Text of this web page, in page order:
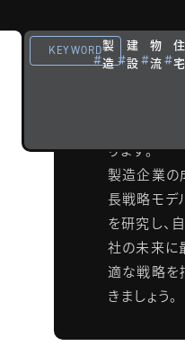
KEYWORD製
造
建
設
物
流
住
宅
会
製造業の優
ります。
製造企業の
長戦略モデ
を研究し、自
社の未来に
適な戦略を
きましょう。